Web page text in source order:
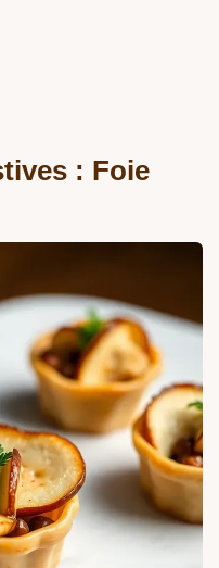
: Foie